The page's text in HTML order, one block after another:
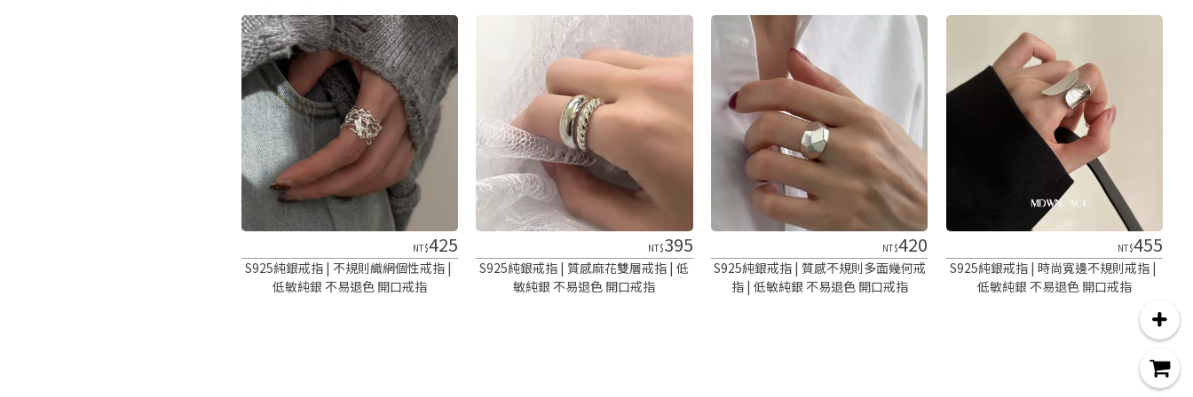
NT$425
S925純銀戒指 | 不規則織網個性戒指 |
低敏純銀 不易退色 開口戒指
NT$395
S925純銀戒指 | 質感麻花雙層戒指 | 低
敏純銀 不易退色 開口戒指
NT$420
S925純銀戒指 | 質感不規則多面幾何戒
指 | 低敏純銀 不易退色 開口戒指
NT$455
S925純銀戒指 | 時尚寬邊不規則戒指 |
低敏純銀 不易退色 開口戒指